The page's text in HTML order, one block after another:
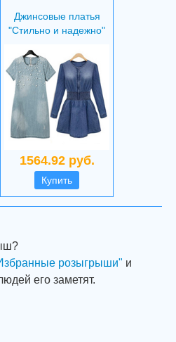
Джинсовые платья
"Стильно и надежно"
1564.92 руб.
Купить
розыгрыши" и
его заметят.